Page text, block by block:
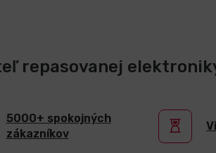
repasovanej
5000+ spokojných
zákazníkov